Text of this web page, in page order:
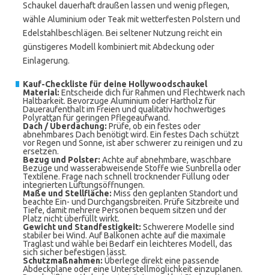
Schaukel dauerhaft draußen lassen und wenig pflegen,
wähle Aluminium oder Teak mit wetterfesten Polstern und
Edelstahlbeschlägen. Bei seltener Nutzung reicht ein
günstigeres Modell kombiniert mit Abdeckung oder
Einlagerung.
Kauf-Checkliste für deine Hollywoodschaukel
Material: Entscheide dich für Rahmen und Flechtwerk nach
Haltbarkeit. Bevorzuge Aluminium oder Hartholz für
Daueraufenthalt im Freien und qualitativ hochwertiges
Polyrattan für geringen Pflegeaufwand.
Dach / Überdachung: Prüfe, ob ein festes oder
abnehmbares Dach benötigt wird. Ein festes Dach schützt
vor Regen und Sonne, ist aber schwerer zu reinigen und zu
ersetzen.
Bezug und Polster: Achte auf abnehmbare, waschbare
Bezüge und wasserabweisende Stoffe wie Sunbrella oder
Textilene. Frage nach schnell trocknender Füllung oder
integrierten Lüftungsöffnungen.
Maße und Stellfläche: Miss den geplanten Standort und
beachte Ein- und Durchgangsbreiten. Prüfe Sitzbreite und
Tiefe, damit mehrere Personen bequem sitzen und der
Platz nicht überfüllt wirkt.
Gewicht und Standfestigkeit: Schwerere Modelle sind
stabiler bei Wind. Auf Balkonen achte auf die maximale
Traglast und wähle bei Bedarf ein leichteres Modell, das
sich sicher befestigen lässt.
Schutzmaßnahmen: Überlege direkt eine passende
Abdeckplane oder eine Unterstellmöglichkeit einzuplanen.